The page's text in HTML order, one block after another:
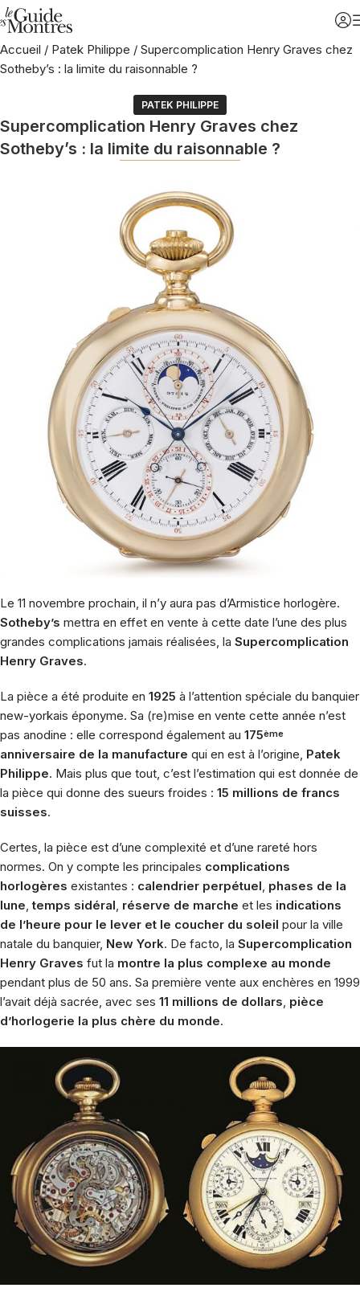
Accueil / Patek Philippe / Supercomplication Henry Graves chez
Sotheby’s : la limite du raisonnable ?
PATEK PHILIPPE
Supercomplication Henry Graves chez
Sotheby’s : la limite du raisonnable ?
Le 11 novembre prochain, il n’y aura pas d’Armistice horlogère.
Sotheby’s mettra en effet en vente à cette date l’une des plus
grandes complications jamais réalisées, la Supercomplication
Henry Graves.
La pièce a été produite en 1925 à l’attention spéciale du banquier
new-yorkais éponyme. Sa (re)mise en vente cette année n’est
pas anodine : elle correspond également au 175ème
anniversaire de la manufacture qui en est à l’origine, Patek
Philippe. Mais plus que tout, c’est l’estimation qui est donnée de
la pièce qui donne des sueurs froides : 15 millions de francs
suisses.
Certes, la pièce est d’une complexité et d’une rareté hors
normes. On y compte les principales complications
horlogères existantes : calendrier perpétuel, phases de la
lune,temps sidéral, réserve de marche et les indications
de l’heure pour le lever et le coucher du soleil pour la ville
natale du banquier, New York. De facto, la Supercomplication
Henry Graves fut la montre la plus complexe au monde
pendant plus de 50 ans. Sa première vente aux enchères en 1999
l’avait déjà sacrée, avec ses 11 millions de dollars, pièce
d’horlogerie la plus chère du monde.